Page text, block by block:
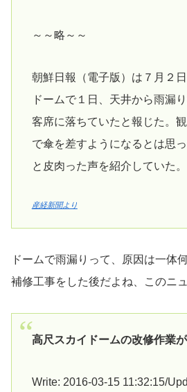
～～略～～
朝鮮日報（電子版）は７月２
ドームで１日、天井から雨漏
客席に落ちていたと報じた。
で傘を差すようになるとは思
と皮肉った声を紹介していた。
産経新聞より
ドームで雨漏りって、原因は一体
補修工事をした後だよね、このニュ
高尺スカイドームの改修作業
Write: 2016-03-15 11:32:15/